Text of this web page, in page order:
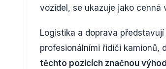
vozidel, se ukazuje jako cenná
Logistika a doprava
profesionálními řidiči kamionů,
těchto pozicích značnou